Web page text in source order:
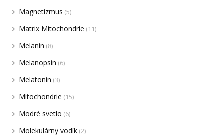
Magnetizmus (5)
Matrix Mitochondrie (11)
Melanín (8)
Melanopsin (6)
Melatonín (3)
Mitochondrie (15)
Modré svetlo (6)
Molekulárny vodík (2)